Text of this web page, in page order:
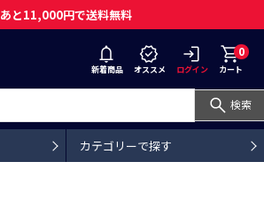
あと11,000円で送料無料
新着商品 オススメ ログイン
0
カート
検索
カテゴリーで探す